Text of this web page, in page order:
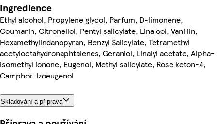
Ingredience
Ethyl alcohol, Propylene glycol, Parfum, D-limonene,
Coumarin, Citronellol, Pentyl salicylate, Linalool, Vanillin,
Hexamethylindanopyran, Benzyl Salicylate, Tetramethyl
acetyloctahydronaphtalenes, Geraniol, Linalyl acetate, Alpha-
isomethyl ionone, Eugenol, Methyl salicylate, Rose keton-4,
Camphor, Izoeugenol
Skladování a příprava